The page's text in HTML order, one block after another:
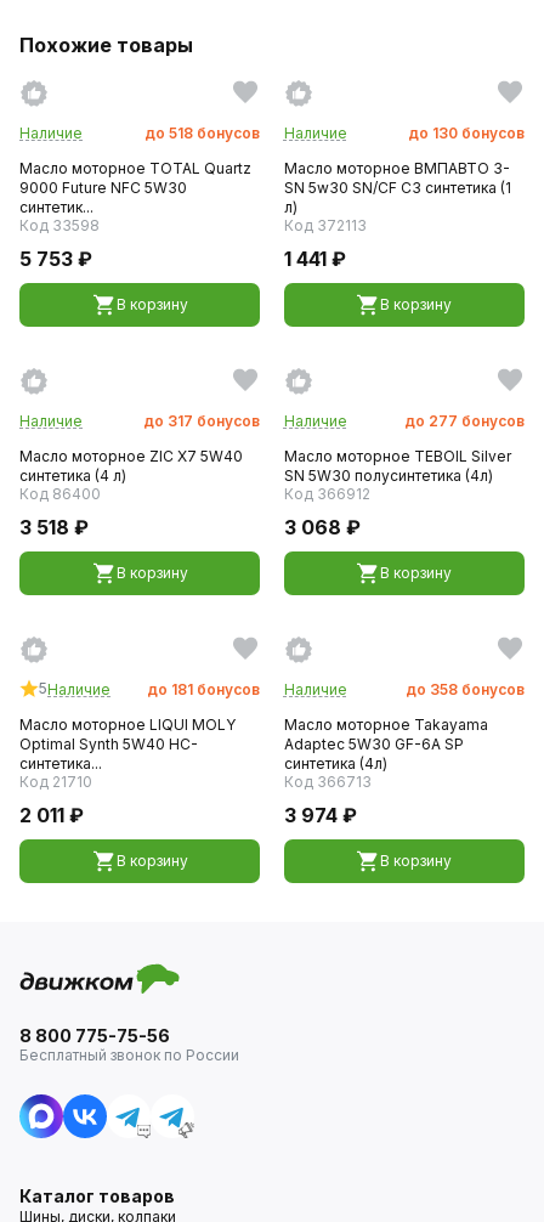
Похожие товары
Наличие до 518 бонусов
Масло моторное TOTAL Quartz
9000 Future NFC 5W30
синтетик...
Код 33598
5 753 ₽
В корзину
Наличие до 130 бонусов
Масло моторное ВМПАВТО 3-
SN 5w30 SN/CF C3 синтетика (1
л)
Код 372113
1 441 ₽
В корзину
Наличие до 317 бонусов
Масло моторное ZIC X7 5W40
синтетика (4 л)
Код 86400
3 518 ₽
В корзину
Наличие до 277 бонусов
Масло моторное TEBOIL Silver
SN 5W30 полусинтетика (4л)
Код 366912
3 068 ₽
В корзину
5Наличие до 181 бонусов
Масло моторное LIQUI MOLY
Optimal Synth 5W40 HC-
синтетика...
Код 21710
2 011 ₽
В корзину
Наличие до 358 бонусов
Масло моторное Takayama
Adaptec 5W30 GF-6A SP
синтетика (4л)
Код 366713
3 974 ₽
В корзину
8 800 775-75-56
Бесплатный звонок по России
Каталог товаров
Шины, диски, колпаки